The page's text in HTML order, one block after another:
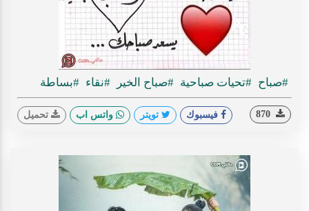
#صباح #تحيات صباحية #صباح الخير #نقاء #بساطة
فيسبوك تويتر واتس اب تحميل